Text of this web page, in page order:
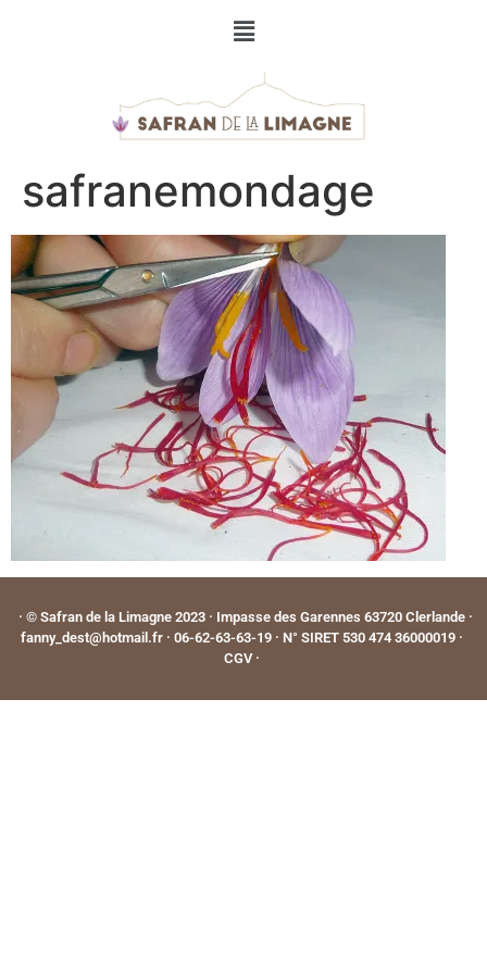
safranemondage
· © Safran de la Limagne 2023 · Impasse des Garennes 63720 Clerlande ·
fanny_dest@hotmail.fr · 06-62-63-63-19 · N° SIRET 530 474 36000019 ·
CGV·